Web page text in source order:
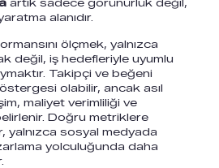
alanıdır.
ölçmek, yalnızca
değil, iş hedefleriyle uyumlu
Takipçi ve beğeni
olabilir, ancak asıl
maliyet verimliliği ve
Doğru metriklere
yalnızca sosyal medyada
yolculuğunda daha